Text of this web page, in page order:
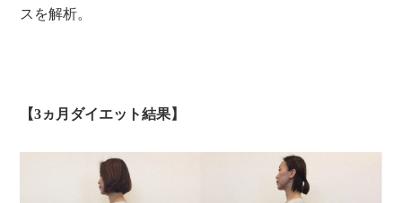
スを解析。
【3ヵ月ダイエット結果】